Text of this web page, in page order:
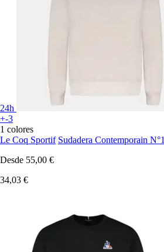
24h
+-3
1 colores
Le Coq Sportif Sudadera Contemporain N°1
Desde 55,00 €
34,03 €